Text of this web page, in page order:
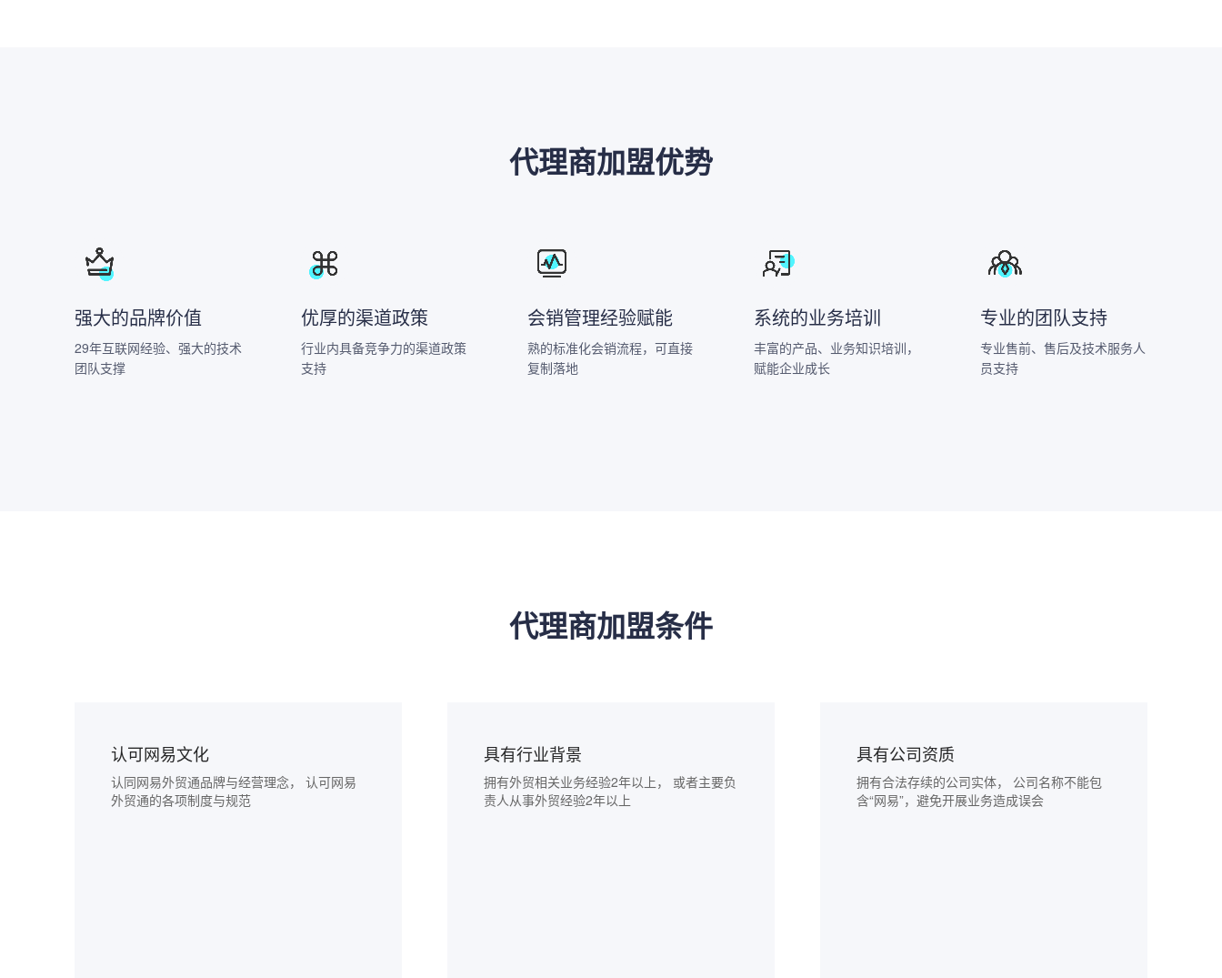
代理商加盟优势
强大的品牌价值
29年互联网经验、强大的技术
团队支撑
优厚的渠道政策
行业内具备竞争力的渠道政策
支持
会销管理经验赋能
熟的标准化会销流程，可直接
复制落地
系统的业务培训
丰富的产品、业务知识培训，
赋能企业成长
专业的团队支持
专业售前、售后及技术服务人
员支持
代理商加盟条件
认可网易文化
认同网易外贸通品牌与经营理念， 认可网易
外贸通的各项制度与规范
具有行业背景
拥有外贸相关业务经验2年以上， 或者主要负
责人从事外贸经验2年以上
具有公司资质
拥有合法存续的公司实体， 公司名称不能包
含“网易”，避免开展业务造成误会